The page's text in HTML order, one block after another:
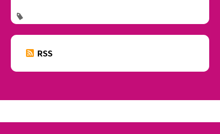
RSS